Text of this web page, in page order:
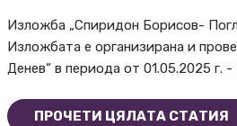
Изложба „Спиридон Борисов-
Изложбата е организирана и
Денев“ в периода от 01.05.2025 г. -
ПРОЧЕТИ ЦЯЛАТА СТАТИЯ